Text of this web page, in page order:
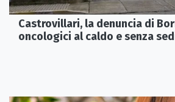
Castrovillari, la denuncia di
oncologici al caldo e senza